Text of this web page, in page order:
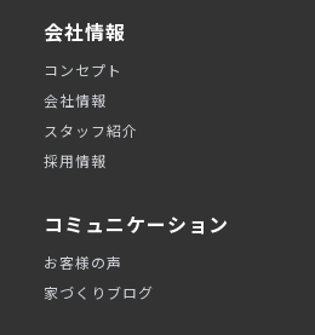
会社情報
コンセプト
会社情報
スタッフ紹介
採用情報
コミュニケーション
お客様の声
家づくりブログ